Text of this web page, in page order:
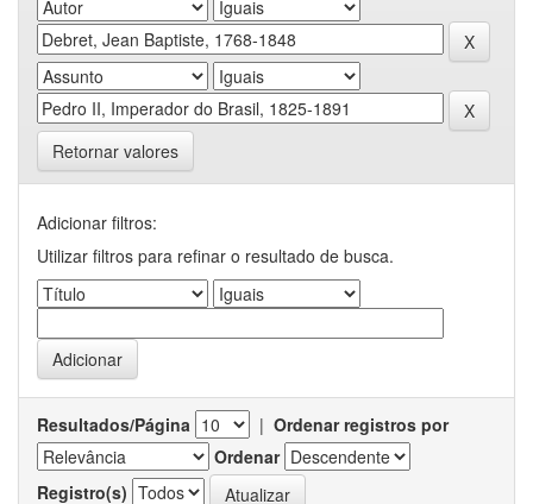
Retornar valores
Adicionar filtros:
Utilizar filtros para refinar o resultado de busca.
Resultados/Página | Ordenar registros por
Ordenar
Registro(s)